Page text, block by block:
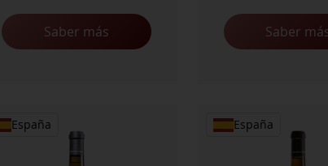
Saber más Saber
España España